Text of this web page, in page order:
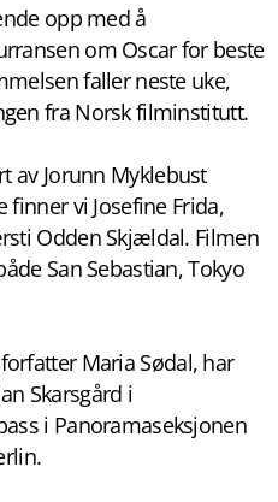
opp med å
om Oscar for beste
faller neste uke,
fra Norsk filminstitutt.
av Jorunn Myklebust
finner vi Josefine Frida,
Odden Skjældal. Filmen
San Sebastian, Tokyo
Maria Sødal, har
Skarsgård i
i Panoramaseksjonen